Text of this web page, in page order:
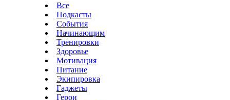
Все
Подкасты
События
Начинающим
Тренировки
Здоровье
Мотивация
Питание
Экипировка
Гаджеты
Герои